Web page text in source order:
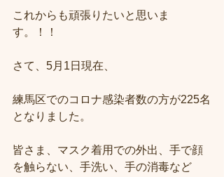
これからも頑張りたいと思いま
す。！！
さて、5月1日現在、
練馬区でのコロナ感染者数の方が225名
となりました。
皆さま、マスク着用での外出、手で顔
を触らない、手洗い、手の消毒など